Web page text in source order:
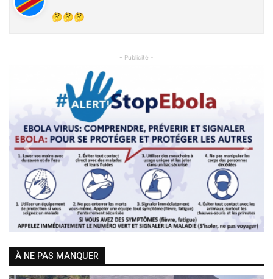
🤔🤔🤔
- Publicité -
Previous Next
À NE PAS MANQUER